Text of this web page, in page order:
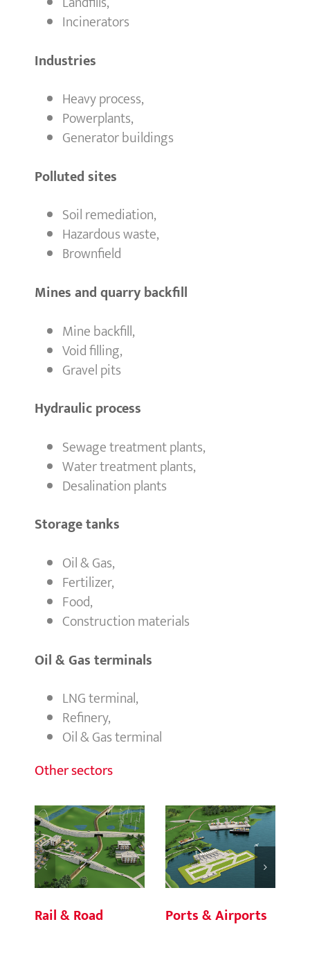
Incinerators
Industries
Heavy process,
Powerplants,
Generator buildings
Polluted sites
Soil remediation,
Hazardous waste,
Brownfield
Mines and quarry backfill
Mine backfill,
Void filling,
Gravel pits
Hydraulic process
Sewage treatment plants,
Water treatment plants,
Desalination plants
Storage tanks
Oil & Gas,
Fertilizer,
Food,
Construction materials
Oil & Gas terminals
LNG terminal,
Refinery,
Oil & Gas terminal
Other sectors
Rail & Road Ports & Airports